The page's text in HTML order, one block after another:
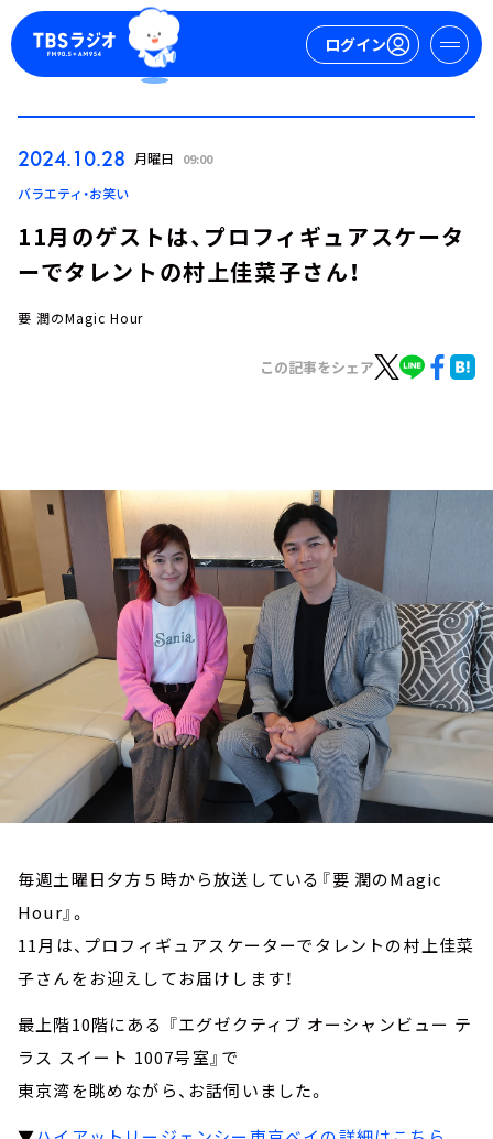
ログイン
ログイン
お知らせ
イベント・グッズ
YouTube
会社情報
2024.10.28 月曜日 09:00
バラエティ・お笑い
11月のゲストは、プロフィギュアスケータ
ーでタレントの村上佳菜子さん！
要 潤のMagic Hour
この記事をシェア
毎週土曜日夕方５時から放送している『要 潤のMagic
Hour』。
11月は、プロフィギュアスケーターでタレントの村上佳菜
子さんをお迎えしてお届けします！
最上階10階にある 『エグゼクティブ オーシャンビュー テ
ラス スイート 1007号室』で
東京湾を眺めながら、お話伺いました。